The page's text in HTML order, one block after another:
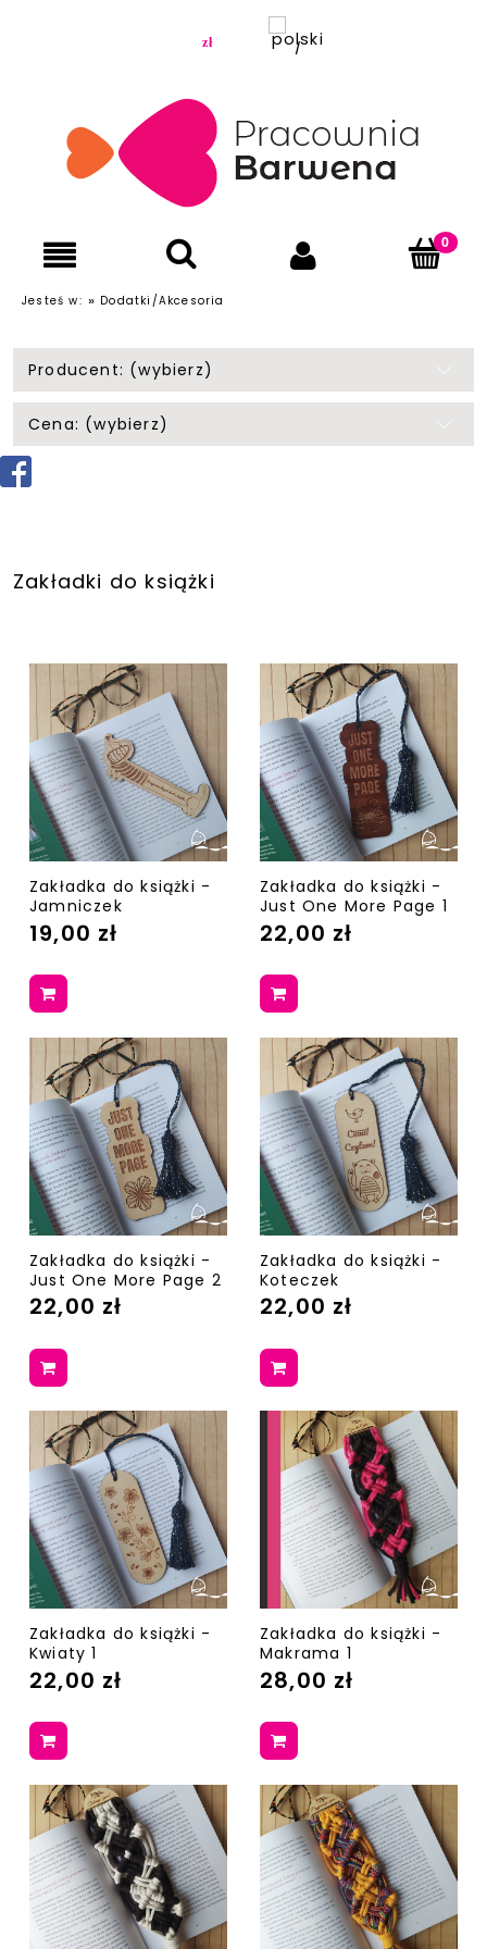
Jesteś w: » Dodatki/Akcesoria
Producent: (wybierz)
Cena: (wybierz)
Zakładki do książki
Zakładka do książki -
Jamniczek
19,00 zł
Zakładka do książki -
Just One More Page 1
22,00 zł
Zakładka do książki -
Just One More Page 2
22,00 zł
Zakładka do książki -
Koteczek
22,00 zł
Zakładka do książki -
Kwiaty 1
22,00 zł
Zakładka do książki -
Makrama 1
28,00 zł